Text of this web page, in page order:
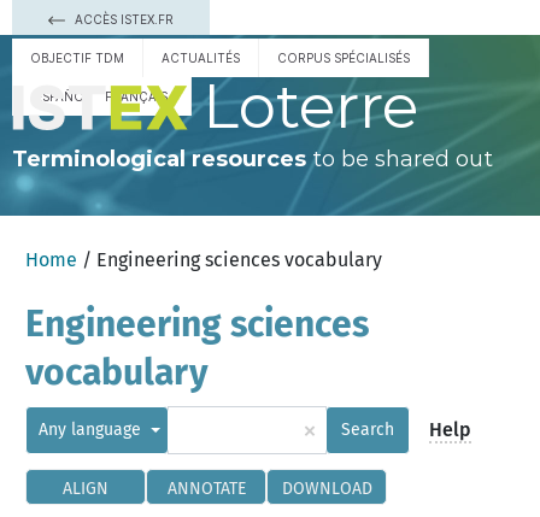
ACCÈS ISTEX.FR
OBJECTIF TDM ACTUALITÉS CORPUS SPÉCIALISÉS
ESPAÑOL FRANÇAIS Loterre
Terminological resourcesto be shared out
Home / Engineering sciences vocabulary
Engineering sciences
vocabulary
Any language × Search Help
ALIGN ANNOTATE DOWNLOAD